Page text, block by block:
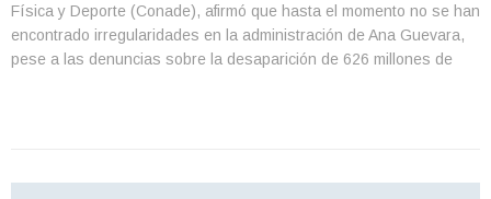
Física y Deporte (Conade), afirmó que hasta el momento no se han
encontrado irregularidades en la administración de Ana Guevara,
pese a las denuncias sobre la desaparición de 626 millones de